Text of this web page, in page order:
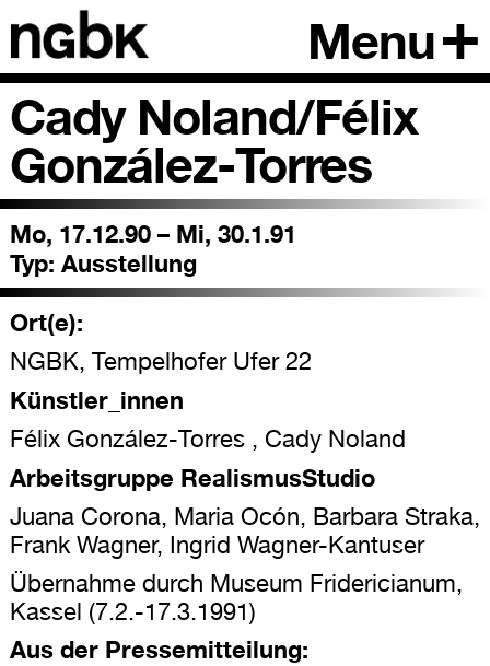
Menu
Cady Noland/Félix
González-Torres
Mo, 17.12.90 – Mi, 30.1.91
Typ: Ausstellung
Ort(e):
NGBK, Tempelhofer Ufer 22
Künstler_innen
Félix González-Torres , Cady Noland
Arbeitsgruppe RealismusStudio
Juana Corona, Maria Ocón, Barbara Straka,
Frank Wagner, Ingrid Wagner-Kantuser
Übernahme durch Museum Fridericianum,
Kassel (7.2.-17.3.1991)
Aus der Pressemitteilung: